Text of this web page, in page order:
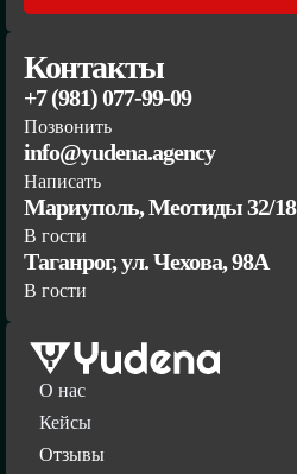
Контакты
+7 (981) 077-99-09
Позвонить
info@yudena.agency
Написать
Мариуполь, Меотиды 32/18
В гости
Таганрог, ул. Чехова, 98А
В гости
О нас
Кейсы
Отзывы